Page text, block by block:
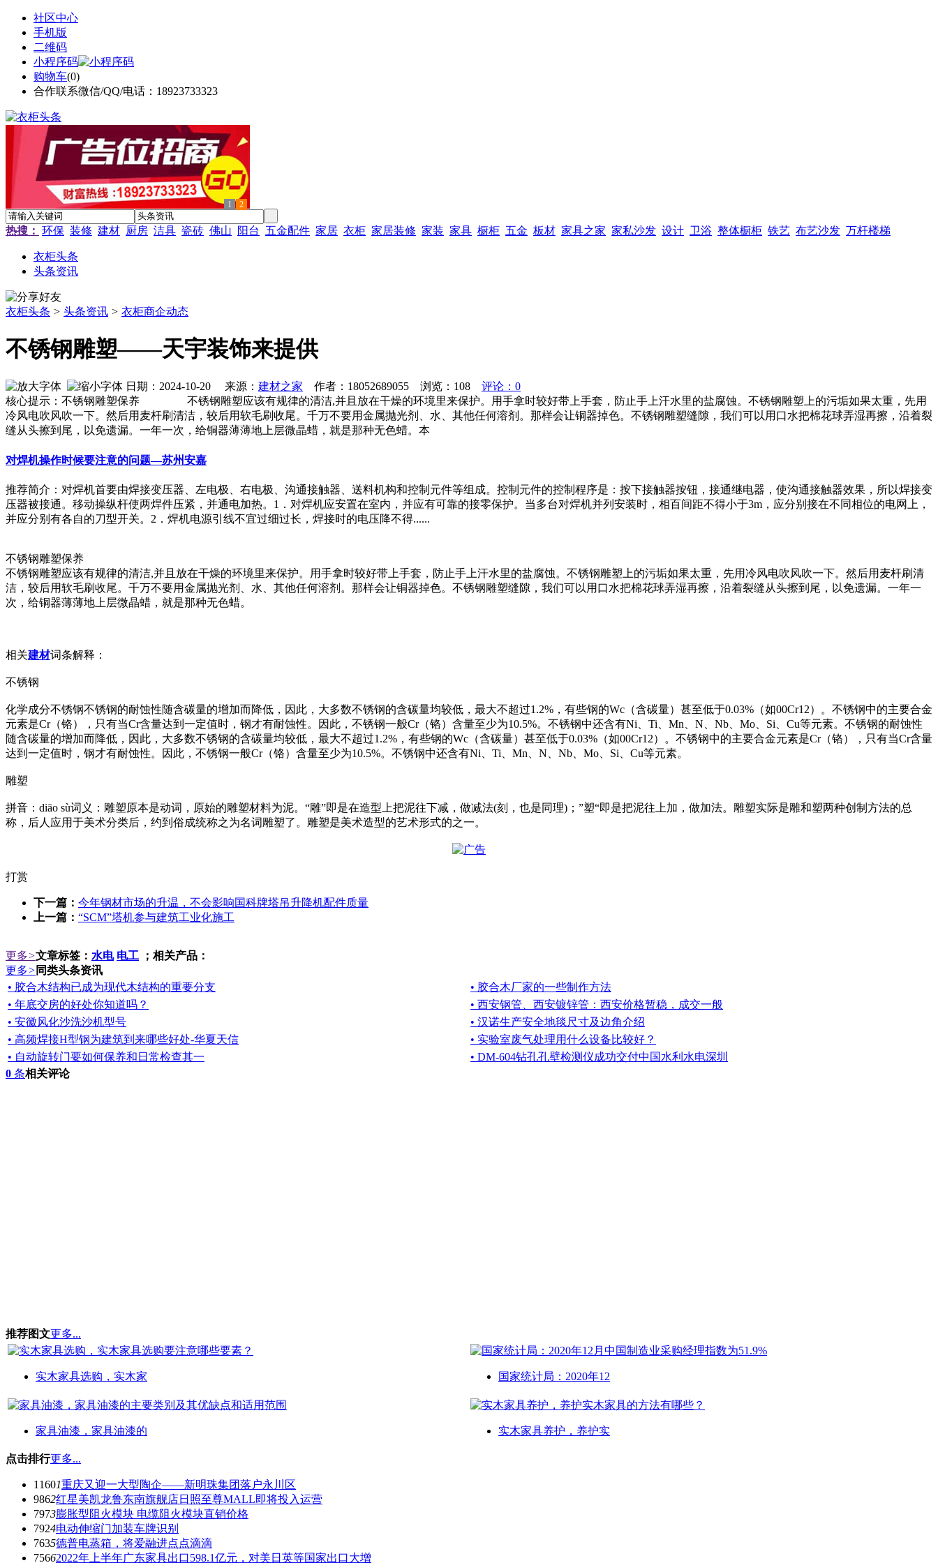
社区中心
手机版
二维码
小程序码
购物车(0)
合作联系微信/QQ/电话：18923733323
1 2
热搜： 环保 装修 建材 厨房 洁具 瓷砖 佛山 阳台 五金配件 家居 衣柜 家居装修 家装 家具 橱柜 五金 板材 家具之家 家私沙发 设计 卫浴 整体橱柜 铁艺 布艺沙发 万杆楼梯
衣柜头条
头条资讯
衣柜头条 > 头条资讯 > 衣柜商企动态
不锈钢雕塑——天宇装饰来提供
日期：2024-10-20 来源： 建材之家 作者：18052689055 浏览： 108
评论：0
核心提示：不锈钢雕塑保养 不锈钢雕塑应该有规律的清洁,并且放在干燥的环境里来保护。用手拿时较好带上手套，防止手上汗水里的盐腐蚀。不锈钢雕塑上的污垢如果太重，先用
冷风电吹风吹一下。然后用麦杆刷清洁，较后用软毛刷收尾。千万不要用金属抛光剂、水、其他任何溶剂。那样会让铜器掉色。不锈钢雕塑缝隙，我们可以用口水把棉花球弄湿再擦，沿着裂
缝从头擦到尾，以免遗漏。一年一次，给铜器薄薄地上层微晶蜡，就是那种无色蜡。本
对焊机操作时候要注意的问题—苏州安嘉
推荐简介：对焊机首要由焊接变压器、左电极、右电极、沟通接触器、送料机构和控制元件等组成。控制元件的控制程序是：按下接触器按钮，接通继电器，使沟通接触器效果，所以焊接变
压器被接通。移动操纵杆使两焊件压紧，并通电加热。1．对焊机应安置在室内，并应有可靠的接零保护。当多台对焊机并列安装时，相百间距不得小于3m，应分别接在不同相位的电网上，
并应分别有各自的刀型开关。2．焊机电源引线不宜过细过长，焊接时的电压降不得......
不锈钢雕塑保养
不锈钢雕塑应该有规律的清洁,并且放在干燥的环境里来保护。用手拿时较好带上手套，防止手上汗水里的盐腐蚀。不锈钢雕塑上的污垢如果太重，先用冷风电吹风吹一下。然后用麦杆刷清
洁，较后用软毛刷收尾。千万不要用金属抛光剂、水、其他任何溶剂。那样会让铜器掉色。不锈钢雕塑缝隙，我们可以用口水把棉花球弄湿再擦，沿着裂缝从头擦到尾，以免遗漏。一年一
次，给铜器薄薄地上层微晶蜡，就是那种无色蜡。
相关建材词条解释：
不锈钢
化学成分不锈钢不锈钢的耐蚀性随含碳量的增加而降低，因此，大多数不锈钢的含碳量均较低，最大不超过1.2%，有些钢的Wc（含碳量）甚至低于0.03%（如00Cr12）。不锈钢中的主要合金
元素是Cr（铬），只有当Cr含量达到一定值时，钢才有耐蚀性。因此，不锈钢一般Cr（铬）含量至少为10.5%。不锈钢中还含有Ni、Ti、Mn、N、Nb、Mo、Si、Cu等元素。不锈钢的耐蚀性
随含碳量的增加而降低，因此，大多数不锈钢的含碳量均较低，最大不超过1.2%，有些钢的Wc（含碳量）甚至低于0.03%（如00Cr12）。不锈钢中的主要合金元素是Cr（铬），只有当Cr含量
达到一定值时，钢才有耐蚀性。因此，不锈钢一般Cr（铬）含量至少为10.5%。不锈钢中还含有Ni、Ti、Mn、N、Nb、Mo、Si、Cu等元素。
雕塑
拼音：diāo sù词义：雕塑原本是动词，原始的雕塑材料为泥。“雕”即是在造型上把泥往下减，做减法(刻，也是同理)；”塑“即是把泥往上加，做加法。雕塑实际是雕和塑两种创制方法的总
称，后人应用于美术分类后，约到俗成统称之为名词雕塑了。雕塑是美术造型的艺术形式的之一。
打赏
下一篇： 今年钢材市场的升温，不会影响国科牌塔吊升降机配件质量
上一篇： “SCM”塔机参与建筑工业化施工
更多>文章标签： 水电 电工 ；相关产品：
更多> 同类头条资讯
• 胶合木结构已成为现代木结构的重要分支
• 胶合木厂家的一些制作方法
• 年底交房的好处你知道吗？
• 西安钢管、西安镀锌管：西安价格暂稳，成交一般
• 安徽风化沙洗沙机型号
• 汉诺生产安全地毯尺寸及边角介绍
• 高频焊接H型钢为建筑到来哪些好处-华夏天信
• 实验室废气处理用什么设备比较好？
• 自动旋转门要如何保养和日常检查其一
• DM-604钻孔孔壁检测仪成功交付中国水利水电深圳
0 条相关评论
推荐图文更多...
实木家具选购，实木家 国家统计局：2020年12
家具油漆，家具油漆的 实木家具养护，养护实
点击排行更多...
11601重庆又迎一大型陶企——新明珠集团落户永川区
9862红星美凯龙鲁东南旗舰店日照至尊MALL即将投入运营
7973膨胀型阻火模块 电缆阻火模块直销价格
7924电动伸缩门加装车牌识别
7635德普电蒸箱，将爱融进点点滴滴
75662022年上半年广东家具出口598.1亿元，对美日英等国家出口大增